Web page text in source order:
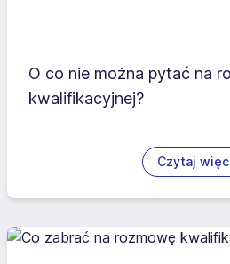
O co nie można pytać na
kwalifikacyjnej?
Czytaj